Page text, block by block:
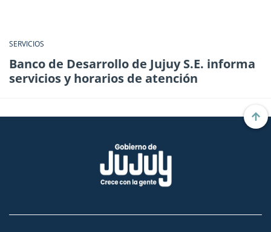
SERVICIOS
Banco de Desarrollo de Jujuy S.E. informa
servicios y horarios de atención